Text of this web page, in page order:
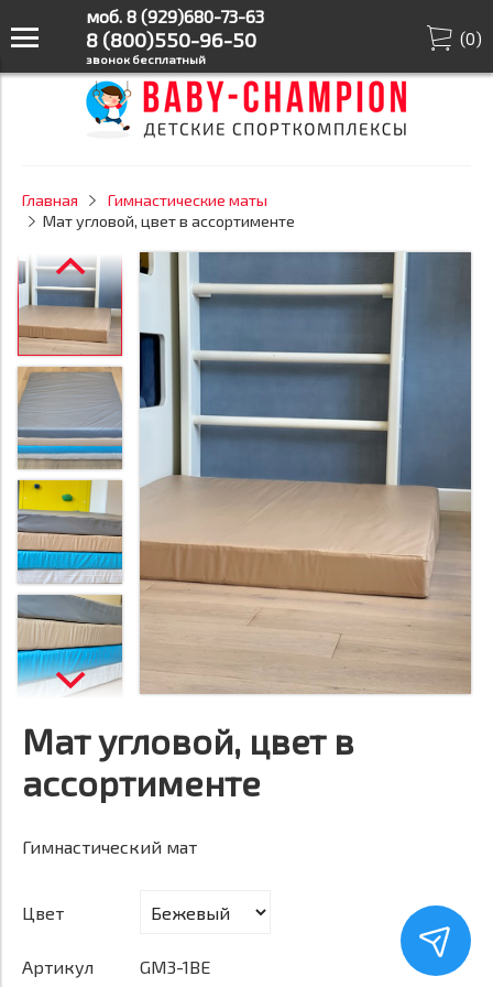
моб. 8 (929)680-73-63
8 (800)550-96-50
звонок бесплатный
(0)
Главная
Гимнастические маты
Мат угловой, цвет в ассортименте
Мат угловой, цвет в
ассортименте
Гимнастический мат
Цвет
Артикул GM3-1BE